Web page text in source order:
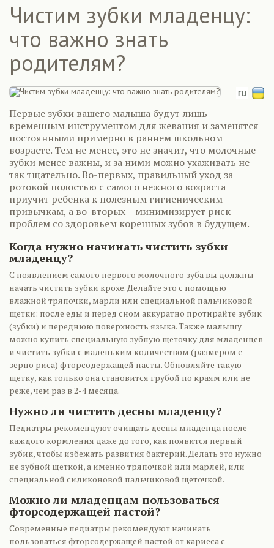
Чистим зубки младенцу:
что важно знать
родителям?
Первые зубки вашего малыша будут лишь
временным инструментом для жевания и заменятся
постоянными примерно в раннем школьном
возрасте. Тем не менее, это не значит, что молочные
зубки менее важны, и за ними можно ухаживать не
так тщательно. Во-первых, правильный уход за
ротовой полостью с самого нежного возраста
приучит ребенка к полезным гигиеническим
привычкам, а во-вторых – минимизирует риск
проблем со здоровьем коренных зубов в будущем.
Когда нужно начинать чистить зубки
младенцу?
С появлением самого первого молочного зуба вы должны
начать чистить зубки крохе. Делайте это с помощью
влажной тряпочки, марли или специальной пальчиковой
щетки: после еды и перед сном аккуратно протирайте зубик
(зубки) и переднюю поверхность языка. Также малышу
можно купить специальную зубную щеточку для младенцев
и чистить зубки с маленьким количеством (размером с
зерно риса) фторсодержащей пасты. Обновляйте такую
щетку, как только она становится грубой по краям или не
реже, чем раз в 2-4 месяца.
Нужно ли чистить десны младенцу?
Педиатры рекомендуют очищать десны младенца после
каждого кормления даже до того, как появится первый
зубик, чтобы избежать развития бактерий. Делать это нужно
не зубной щеткой, а именно тряпочкой или марлей, или
специальной силиконовой пальчиковой щеточкой.
Можно ли младенцам пользоваться
фторсодержащей пастой?
Современные педиатры рекомендуют начинать
пользоваться фторсодержащей пастой от кариеса с